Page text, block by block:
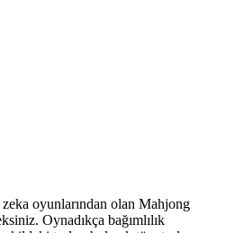
oyunlarından olan Mahjong
Oynadıkça bağımlılık